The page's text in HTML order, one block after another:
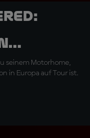
seinem Motorhome,
in Europa auf Tour ist.